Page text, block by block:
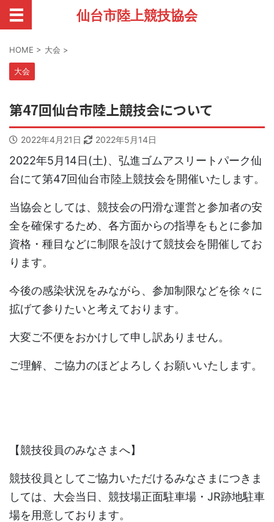
仙台市陸上競技協会
HOME > 大会 >
大会
第47回仙台市陸上競技会について
2022年4月21日 2022年5月14日
2022年5月14日(土)、弘進ゴムアスリートパーク仙
台にて第47回仙台市陸上競技会を開催いたします。
当協会としては、競技会の円滑な運営と参加者の安
全を確保するため、各方面からの指導をもとに参加
資格・種目などに制限を設けて競技会を開催してお
ります。
今後の感染状況をみながら、参加制限などを徐々に
拡げて参りたいと考えております。
大変ご不便をおかけして申し訳ありません。
ご理解、ご協力のほどよろしくお願いいたします。
【競技役員のみなさまへ】
競技役員としてご協力いただけるみなさまにつきま
しては、大会当日、競技場正面駐車場・JR跡地駐車
場を用意しております。